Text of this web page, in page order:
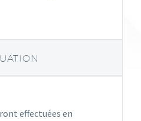
effectuées en